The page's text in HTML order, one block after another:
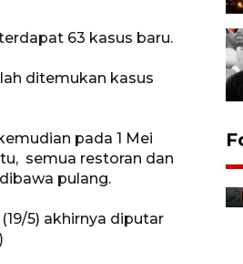
63 kasus baru.
ditemukan kasus
pada 1 Mei
semua restoran dan
pulang.
5) akhirnya diputar
bendera
HUT